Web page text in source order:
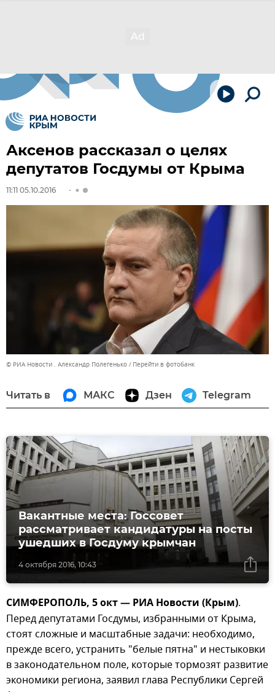
Аксенов рассказал о целях
депутатов Госдумы от Крыма
11:11 05.10.2016
© РИА Новости . Александр Полегенько Перейти в фотобанк
Читать в МАКС Дзен Telegram
4 октября 2016, 10:43
Вакантные места: Госсовет
рассматривает кандидатуры на посты
ушедших в Госдуму крымчан
СИМФЕРОПОЛЬ, 5 окт — РИА Новости (Крым).
Перед депутатами Госдумы, избранными от Крыма,
стоят сложные и масштабные задачи: необходимо,
прежде всего, устранить "белые пятна" и нестыковки
в законодательном поле, которые тормозят развитие
экономики региона, заявил глава Республики Сергей